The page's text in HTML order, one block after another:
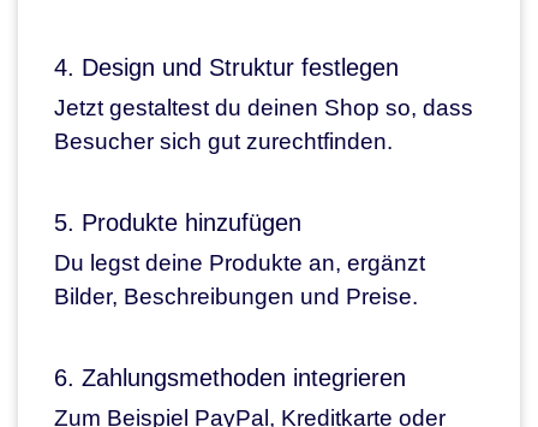
4. Design und Struktur festlegen
Jetzt gestaltest du deinen Shop so, dass
Besucher sich gut zurechtfinden.
5. Produkte hinzufügen
Du legst deine Produkte an, ergänzt
Bilder, Beschreibungen und Preise.
6. Zahlungsmethoden integrieren
Zum Beispiel PayPal, Kreditkarte oder